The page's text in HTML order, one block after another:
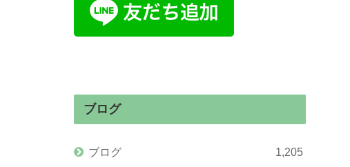
ブログ
ブログ 1,205